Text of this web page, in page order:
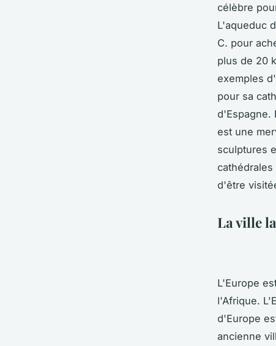
célèbre
L'aqueduc
C. pour
plus de 20
exemples
pour sa
d'Espagne.
est une
sculptures
d'être
La ville
L'Europe
l'Afrique.
d'Europe
ancienne